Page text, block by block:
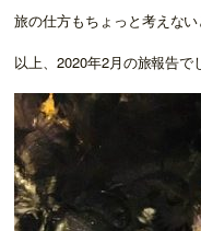
旅の仕方もちょっと考えない
以上、2020年2月の旅報告で